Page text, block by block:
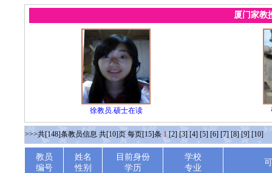
厦门家教
徐教员.硕士在读
>>>共[148]条教员信息 共[10]页 每页[15]条 1 [2] [3] [4] [5] [6] [7] [8] [9] [10]
教员
编号
姓名
性别
目前身份
学历
学校
专业